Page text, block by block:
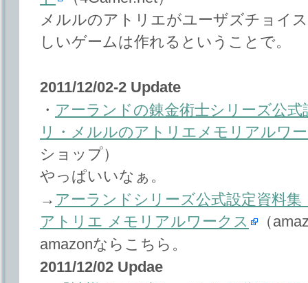
メルルのアトリエがユーザズチョイ
しいゲームは作れるということで。
2011/12/02-2 Update
・ アーランドの錬金術士シリーズ公
リ・メルルのアトリエメモリアルワ
ショップ）
やっぱいいなぁ。
→ アーランドシリーズ公式設定資料
アトリエ メモリアルワークス
（
amazonならこちら。
2011/12/02 Updae